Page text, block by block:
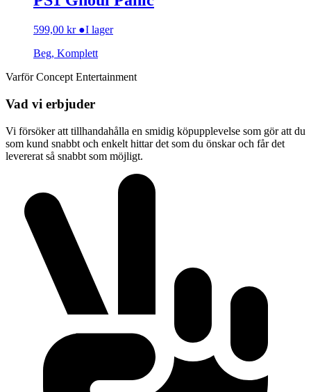
599,00 kr ●I lager
Beg, Komplett
Varför Concept Entertainment
Vad vi erbjuder
Vi försöker att tillhandahålla en smidig köpupplevelse som gör att du
som kund snabbt och enkelt hittar det som du önskar och får det
levererat så snabbt som möjligt.